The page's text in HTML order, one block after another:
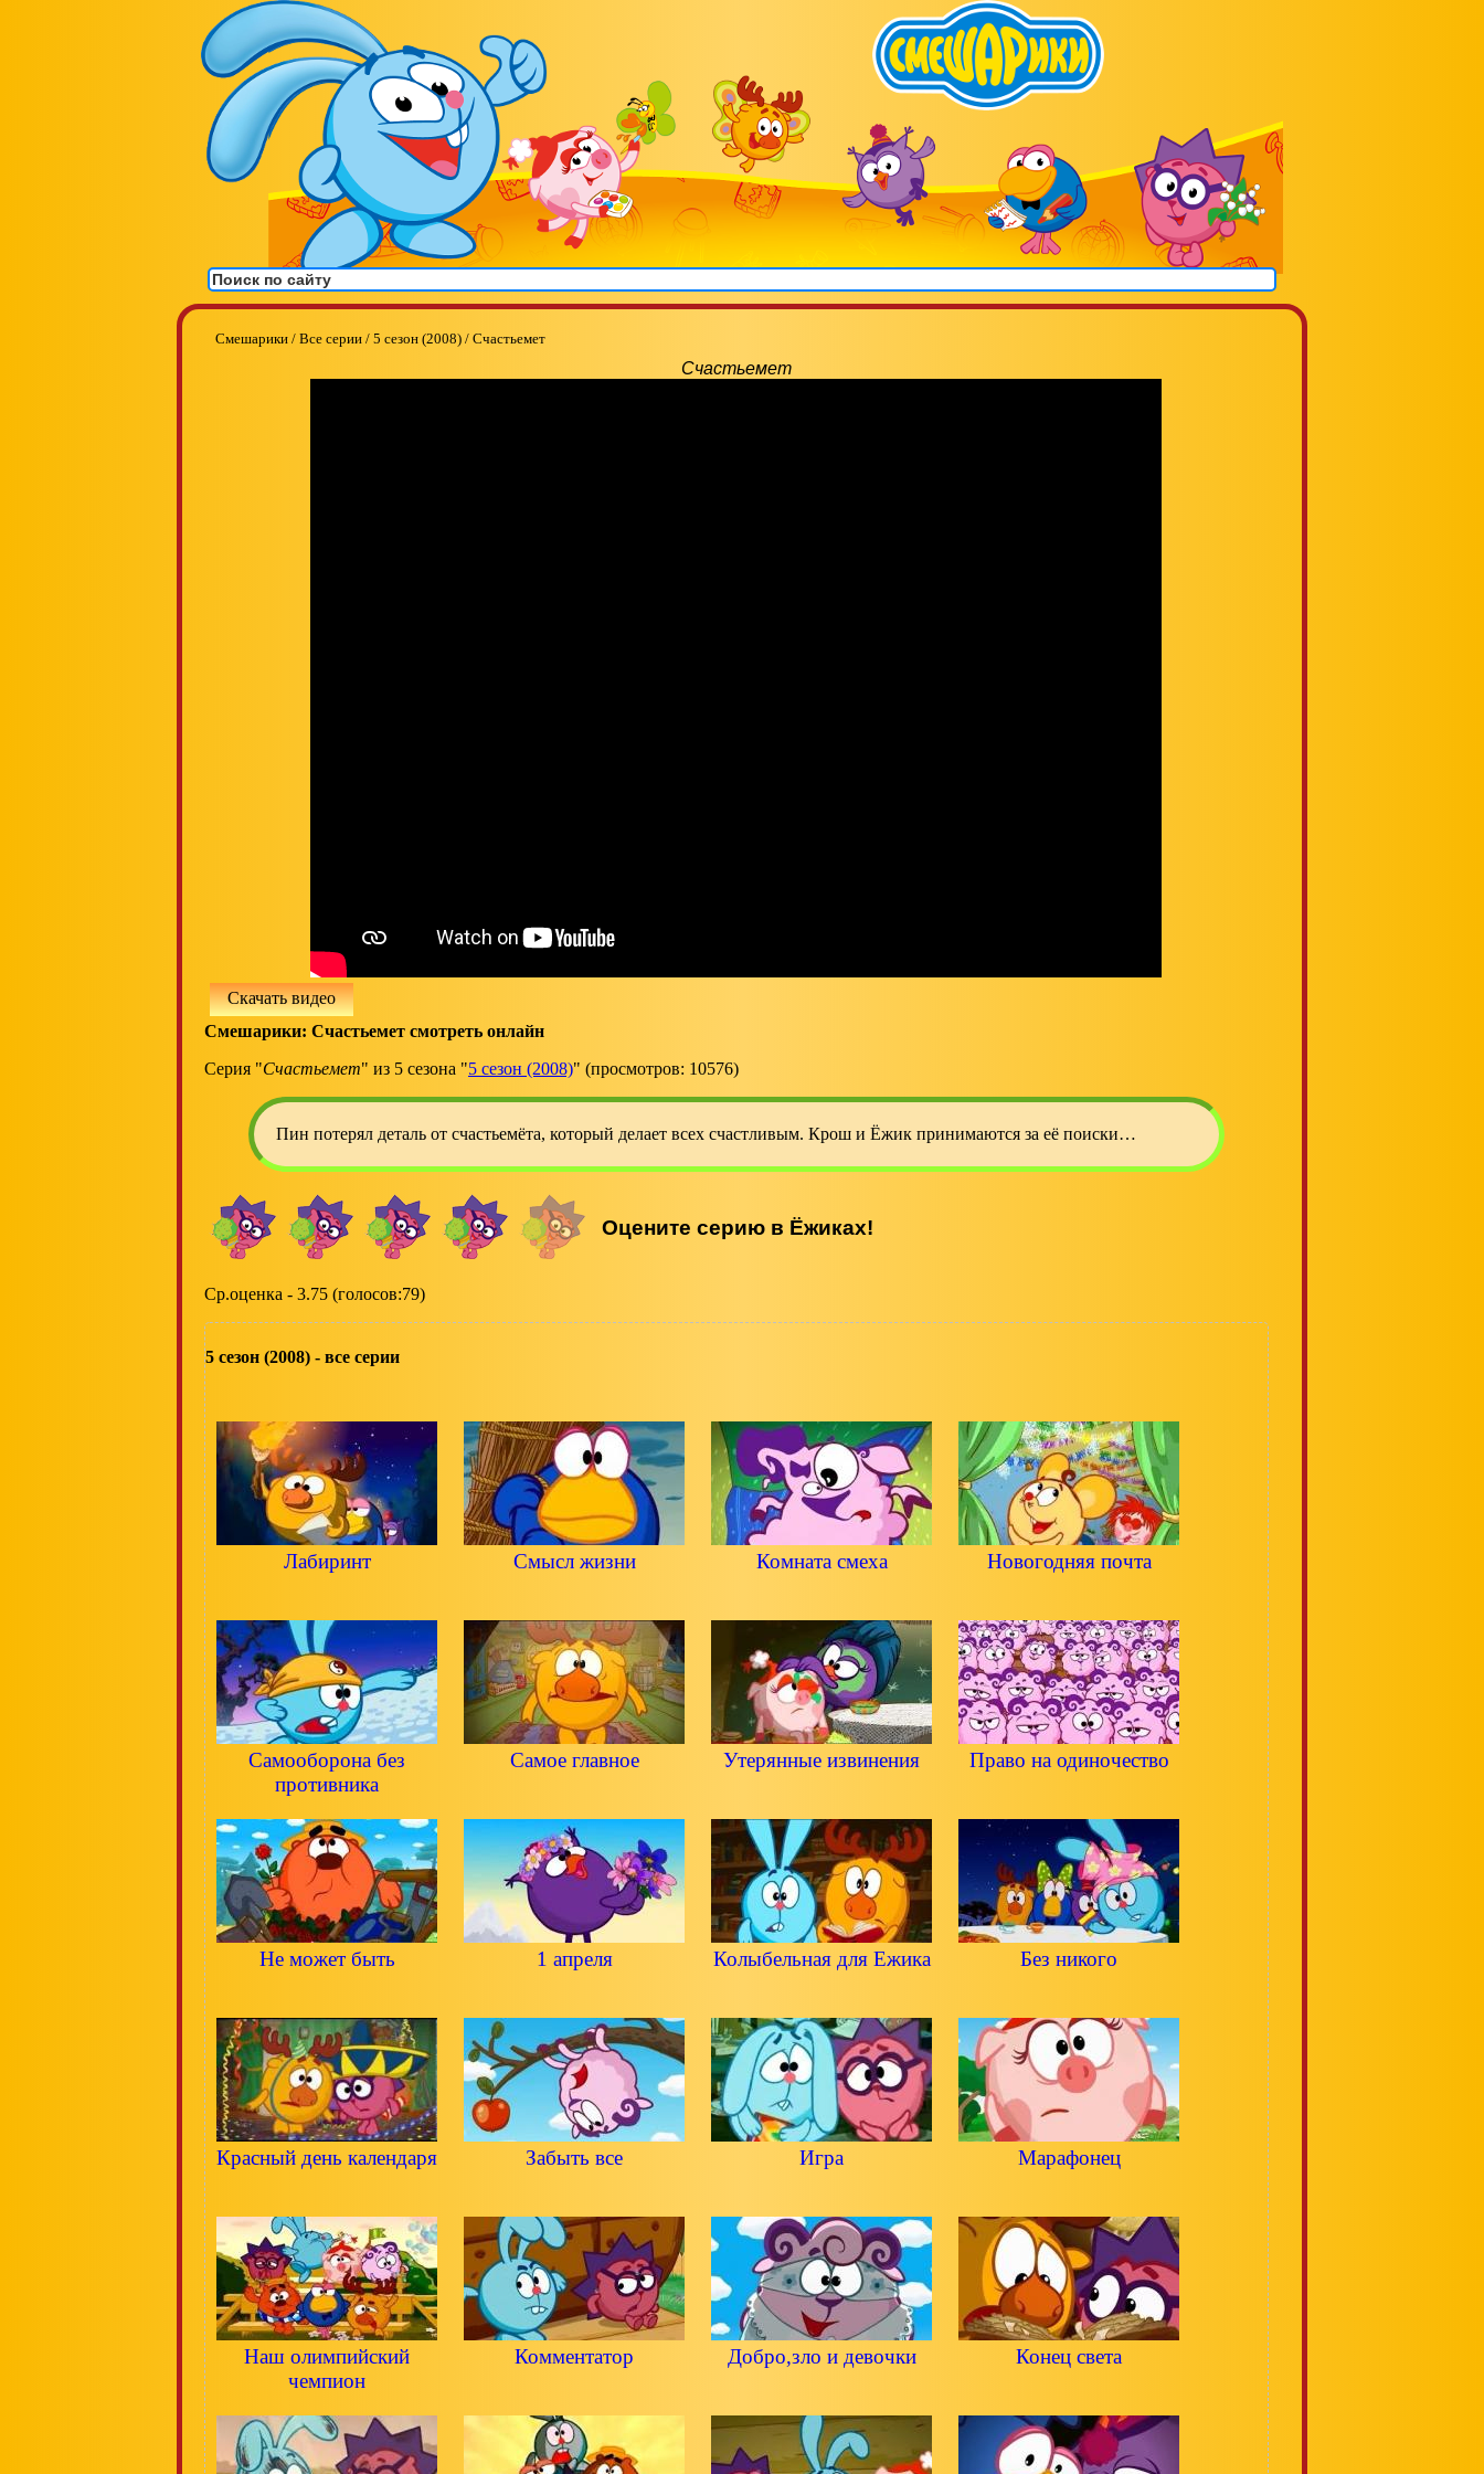
Смешарики / Все серии / 5 сезон (2008) / Счастьемет
Счастьемет
Скачать видео
Смешарики: Счастьемет смотреть онлайн
Серия "Счастьемет" из 5 сезона "5 сезон (2008)" (просмотров: 10576)
Пин потерял деталь от счастьемёта, который делает всех счастливым. Крош и Ёжик принимаются за её поиски…
Ср.оценка - 3.75 (голосов:79)
5 сезон (2008) - все серии
Лабиринт Смысл жизни Комната смеха Новогодняя почта
Самооборона без
противника
Самое главное Утерянные извинения Право на одиночество
Не может быть 1 апреля Колыбельная для Ежика Без никого
Красный день календаря Забыть все Игра Марафонец
Наш олимпийский
чемпион
Комментатор Добро,зло и девочки Конец света